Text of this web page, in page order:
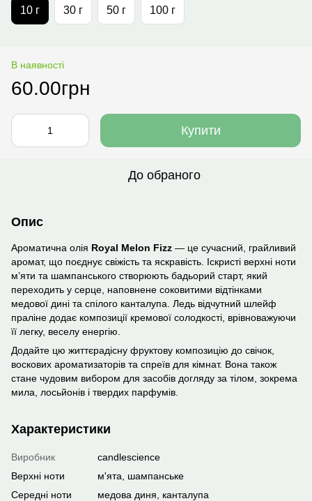
10 г 30 г 50 г 100 г
В наявності
60.00грн
Купити
До обраного
Опис
Ароматична олія Royal Melon Fizz — це сучасний, грайливий
аромат, що поєднує свіжість та яскравість. Іскристі верхні ноти
м’яти та шампанського створюють бадьорий старт, який
переходить у серце, наповнене соковитими відтінками
медової дині та спілого канталупа. Ледь відчутний шлейф
праліне додає композиції кремової солодкості, врівноважуючи
її легку, веселу енергію.
Додайте цю життєрадісну фруктову композицію до свічок,
воскових ароматизаторів та спреїв для кімнат. Вона також
стане чудовим вибором для засобів догляду за тілом, зокрема
мила, лосьйонів і твердих парфумів.
Характеристики
Виробник
candlescience
Верхні ноти
м'ята, шампанське
Середні ноти
медова диня, канталупа